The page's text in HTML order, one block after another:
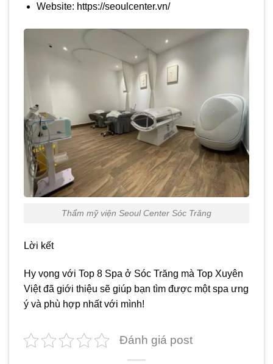
Website: https://seoulcenter.vn/
Thẩm mỹ viện Seoul Center Sóc Trăng
Lời kết
Hy vọng với Top 8 Spa ở Sóc Trăng mà Top Xuyên
Việt đã giới thiệu sẽ giúp bạn tìm được một spa ưng
ý và phù hợp nhất với mình!
Đánh giá post